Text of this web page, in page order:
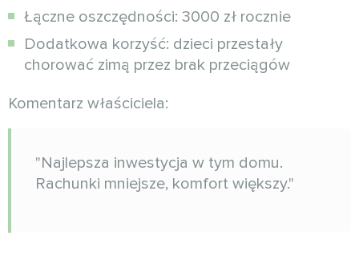
Łączne oszczędności: 3000 zł rocznie
Dodatkowa korzyść: dzieci przestały
chorować zimą przez brak przeciągów
Komentarz właściciela:
"Najlepsza inwestycja w tym domu.
Rachunki mniejsze, komfort większy."